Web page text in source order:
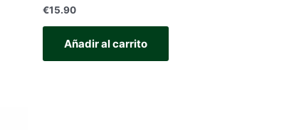
€15.90
Añadir al carrito